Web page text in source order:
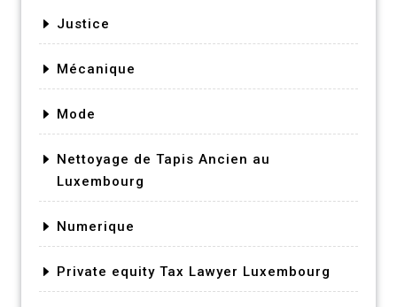
Justice
Mécanique
Mode
Nettoyage de Tapis Ancien au
Luxembourg
Numerique
Private equity Tax Lawyer Luxembourg